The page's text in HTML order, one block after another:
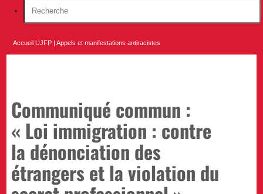
Accueil UJFP |Appels et manifestations antiracistes
Communiqué commun :
« Loi immigration : contre
la dénonciation des
étrangers et la violation du